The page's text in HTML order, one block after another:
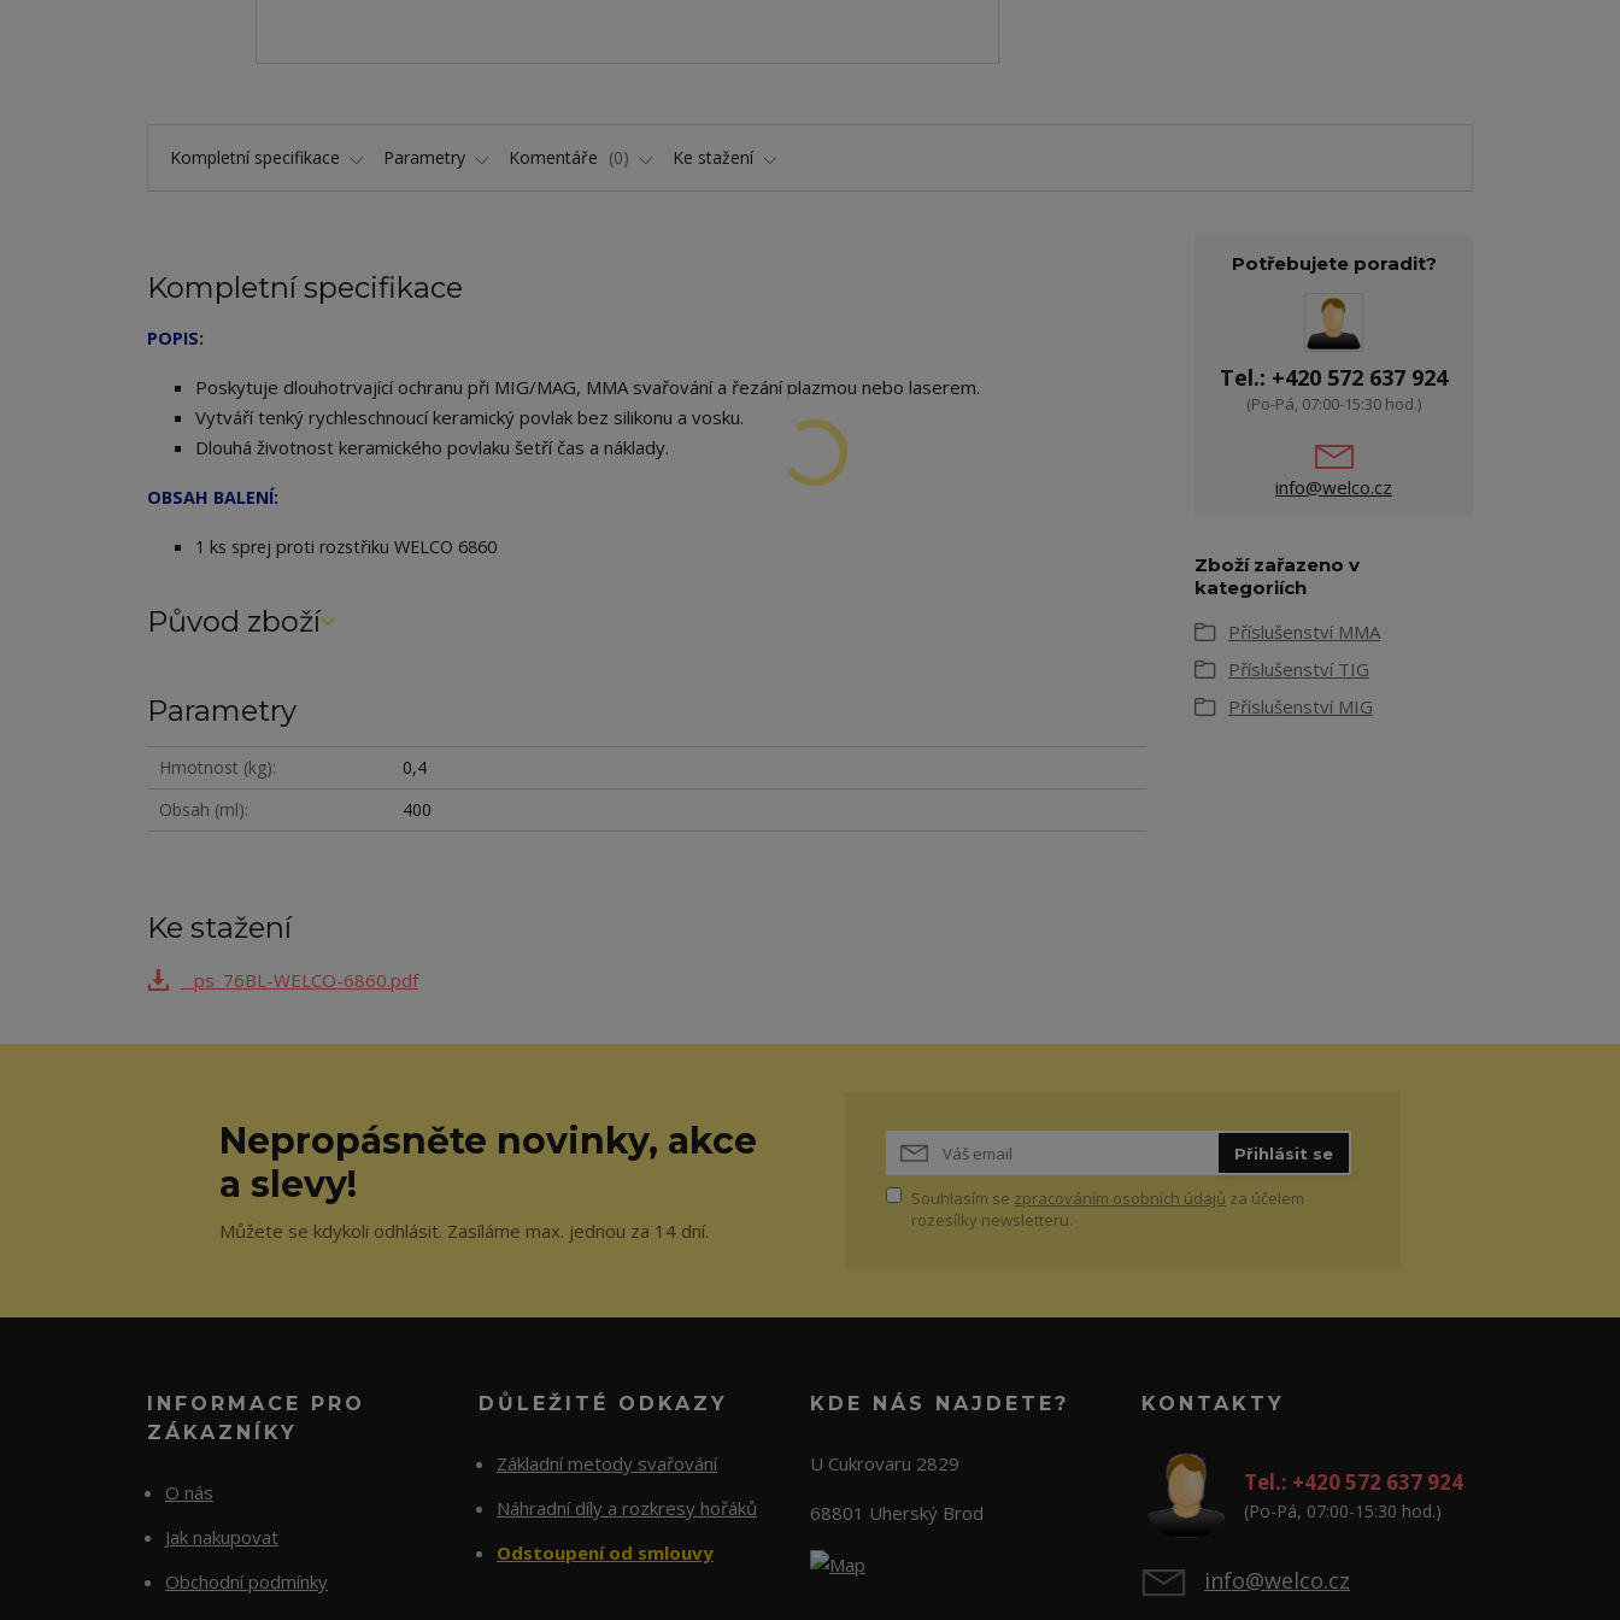
Kompletní specifikace Parametry Komentáře 0 Ke stažení
Kompletní specifikace
POPIS:
Poskytuje dlouhotrvající ochranu při MIG/MAG, MMA svařování a řezání plazmou nebo laserem.
Vytváří tenký rychleschnoucí keramický povlak bez silikonu a vosku.
Dlouhá životnost keramického povlaku šetří čas a náklady.
OBSAH BALENÍ:
1 ks sprej proti rozstřiku WELCO 6860
Původ zboží
Parametry
Hmotnost (kg)
0,4
Obsah (ml)
400
Potřebujete poradit?
Tel.: +420 572 637 924
(Po-Pá, 07:00-15:30 hod.)
info@welco.cz
Zboží zařazeno v
kategoriích
Příslušenství MMA
Příslušenství TIG
Příslušenství MIG
Ke stažení
_ps_76BL-WELCO-6860.pdf
Nepropásněte novinky, akce
a slevy!
Můžete se kdykoli odhlásit. Zasíláme max. jednou za 14 dní.
Přihlásit se
Souhlasím se zpracováním osobních údajů za účelem
rozesílky newsletteru.
INFORMACE PRO
ZÁKAZNÍKY
O nás
Jak nakupovat
Obchodní podmínky
DŮLEŽITÉ ODKAZY
Základní metody svařování
Náhradní díly a rozkresy hořáků
Odstoupení od smlouvy
KDE NÁS NAJDETE?
U Cukrovaru 2829
68801 Uherský Brod
KONTAKTY
Tel.: +420 572 637 924
(Po-Pá, 07:00-15:30 hod.)
info@welco.cz